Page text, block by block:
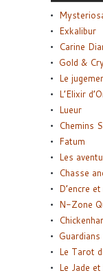
Exkalibur
Carine
Gold &
Le
L’Elixir
Lueur
Chemins
Fatum
Les
Chasse
D’encre et
N-Zone
Le Tarot
Le Jade